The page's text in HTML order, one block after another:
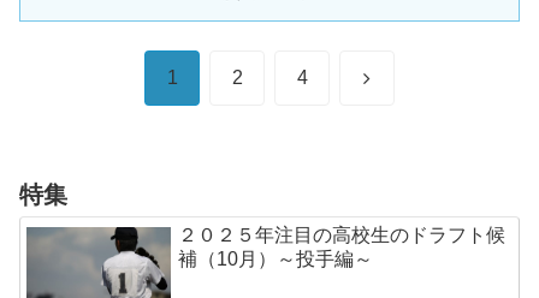
1 2 4 次
特集
２０２５年注目の高校生のドラフト候
補（10月）～投手編～